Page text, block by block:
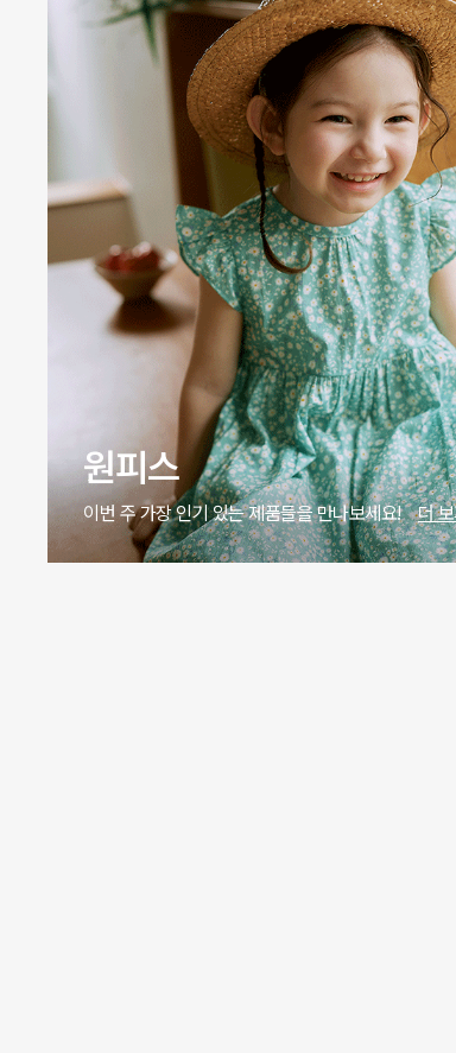
바디슈트
이번 주 가장 인기 있는 제품들을 만나보세요! 더